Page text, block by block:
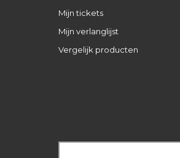
Mijn tickets
Mijn verlanglijst
Vergelijk producten